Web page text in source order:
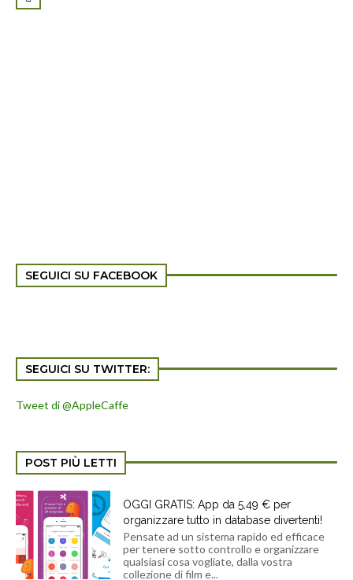
SEGUICI SU FACEBOOK
SEGUICI SU TWITTER:
Tweet di @AppleCaffe
POST PIÙ LETTI
OGGI GRATIS: App da 5,49 € per
organizzare tutto in database divertenti!
Pensate ad un sistema rapido ed efficace
per tenere sotto controllo e organizzare
qualsiasi cosa vogliate, dalla vostra
collezione di film e...